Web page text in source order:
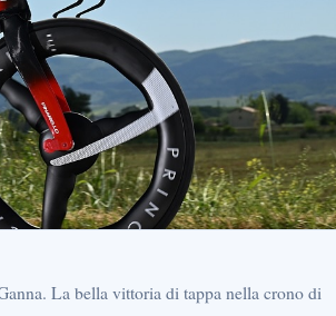
La bella vittoria di tappa nella crono di